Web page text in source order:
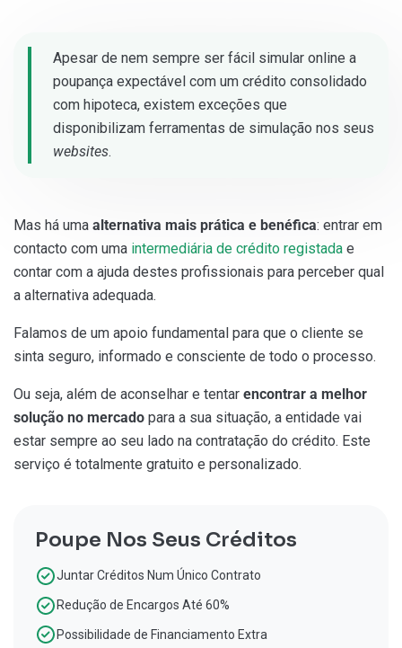
Apesar de nem sempre ser fácil simular online a
poupança expectável com um crédito consolidado
com hipoteca, existem exceções que
disponibilizam ferramentas de simulação nos seus
websites.
Mas há uma alternativa mais prática e benéfica: entrar em
contacto com uma intermediária de crédito registada e
contar com a ajuda destes profissionais para perceber qual
a alternativa adequada.
Falamos de um apoio fundamental para que o cliente se
sinta seguro, informado e consciente de todo o processo.
Ou seja, além de aconselhar e tentar encontrar a melhor
solução no mercado para a sua situação, a entidade vai
estar sempre ao seu lado na contratação do crédito. Este
serviço é totalmente gratuito e personalizado.
Poupe Nos Seus Créditos
Juntar Créditos Num Único Contrato
Redução de Encargos Até 60%
Possibilidade de Financiamento Extra